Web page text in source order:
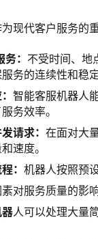
现代客户服务的
： 不受时间、地
务的连续性和稳定
智能客服机器人
务效率。
请求：在面对大
速度。
：机器人按照预
对服务质量的影响
人可以处理大量